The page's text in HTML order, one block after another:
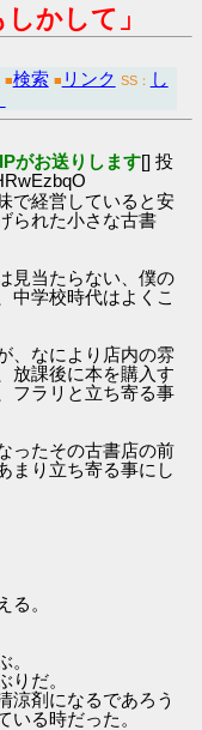
かして」
■検索 ■ リンク SS：
し
がお送りします[] 投
で経営していると安
られた小さな古書
見当たらない、僕の
中学校時代はよくこ
、なにより店内の雰
放課後に本を購入す
フラリと立ち寄る事
ったその古書店の前
まり立ち寄る事にし
る。
。
りだ。
涼剤になるであろう
いる時だった。